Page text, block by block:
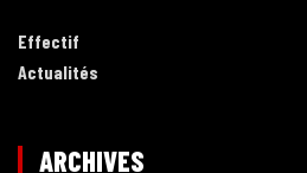
Effectif
Actualités
ARCHIVES